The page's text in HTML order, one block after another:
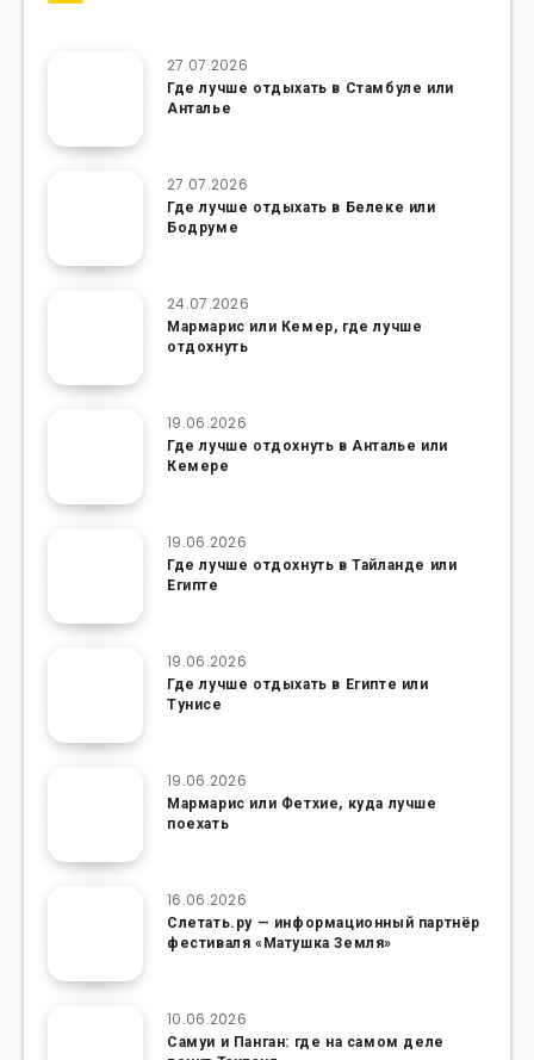
27.07.2026
Где лучше отдыхать в Стамбуле или
Анталье
27.07.2026
Где лучше отдыхать в Белеке или
Бодруме
24.07.2026
Мармарис или Кемер, где лучше
отдохнуть
19.06.2026
Где лучше отдохнуть в Анталье или
Кемере
19.06.2026
Где лучше отдохнуть в Тайланде или
Египте
19.06.2026
Где лучше отдыхать в Египте или
Тунисе
19.06.2026
Мармарис или Фетхие, куда лучше
поехать
16.06.2026
Слетать.ру — информационный партнёр
фестиваля «Матушка Земля»
10.06.2026
Самуи и Панган: где на самом деле